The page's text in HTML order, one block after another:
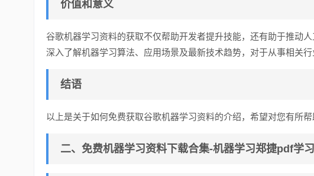
价值和意义
谷歌机器学习资料的获取不仅帮助开发者提升技能，还有助于推动
深入了解机器学习算法、应用场景及最新技术趋势，对于从事相关行
结语
以上是关于如何免费获取谷歌机器学习资料的介绍，希望对您有所帮
二、免费机器学习资料下载合集-机器学习郑捷pdf学